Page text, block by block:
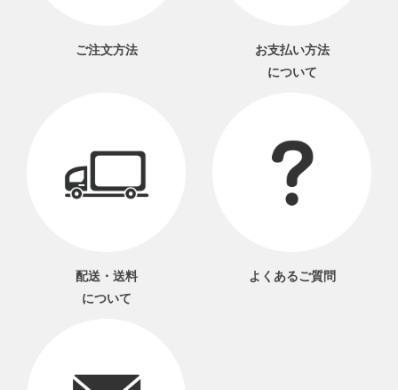
ご注文方法
お支払い方法
について
配送・送料
について
よくあるご質問